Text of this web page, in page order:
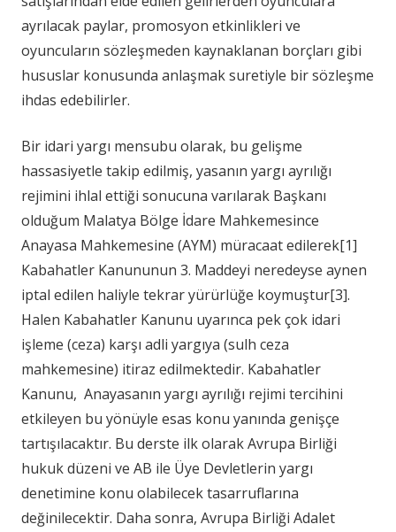
ayrılacak paylar, promosyon etkinlikleri ve
oyuncuların sözleşmeden kaynaklanan borçları gibi
hususlar konusunda anlaşmak suretiyle bir sözleşme
ihdas edebilirler.
Bir idari yargı mensubu olarak, bu gelişme
hassasiyetle takip edilmiş, yasanın yargı ayrılığı
rejimini ihlal ettiği sonucuna varılarak Başkanı
olduğum Malatya Bölge İdare Mahkemesince
Anayasa Mahkemesine (AYM) müracaat edilerek[1]
Kabahatler Kanununun 3. Maddeyi neredeyse aynen
iptal edilen haliyle tekrar yürürlüğe koymuştur[3].
Halen Kabahatler Kanunu uyarınca pek çok idari
işleme (ceza) karşı adli yargıya (sulh ceza
mahkemesine) itiraz edilmektedir. Kabahatler
Kanunu, Anayasanın yargı ayrılığı rejimi tercihini
etkileyen bu yönüyle esas konu yanında genişçe
tartışılacaktır. Bu derste ilk olarak Avrupa Birliği
hukuk düzeni ve AB ile Üye Devletlerin yargı
denetimine konu olabilecek tasarruflarına
değinilecektir. Daha sonra, Avrupa Birliği Adalet